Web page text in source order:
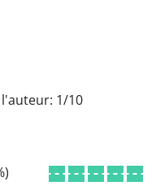
1/10